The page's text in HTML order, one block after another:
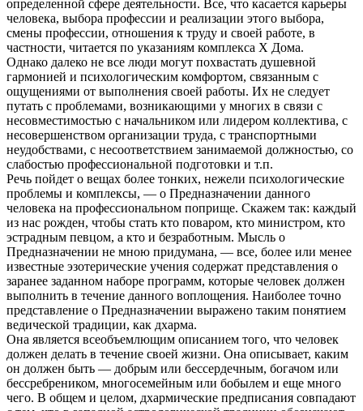
определенной сфере деятельности. Все, что касается карьеры
человека, выбора профессии и реализации этого выбора,
смены профессии, отношения к труду и своей работе, в
частности, читается по указаниям комплекса X Дома.
Однако далеко не все люди могут похвастать душевной
гармонией и психологическим комфортом, связанным с
ощущениями от выполнения своей работы. Их не следует
путать с проблемами, возникающими у многих в связи с
несовместимостью с начальником или лидером коллектива, с
несовершенством организации труда, с транспортными
неудобствами, с несоответствием занимаемой должностью, со
слабостью профессиональной подготовки и т.п.
Речь пойдет о вещах более тонких, нежели психологические
проблемы и комплексы, — о Предназначении данного
человека на профессиональном поприще. Скажем так: каждый
из нас рожден, чтобы стать кто поваром, кто министром, кто
эстрадным певцом, а кто и безработным. Мысль о
Предназначении не мною придумана, — все, более или менее
известные эзотерические учения содержат представления о
заранее заданном наборе программ, которые человек должен
выполнить в течение данного воплощения. Наиболее точно
представление о Предназначении выражено таким понятием
ведической традиции, как дхарма.
Она является всеобъемлющим описанием того, что человек
должен делать в течение своей жизни. Она описывает, каким
он должен быть — добрым или бессердечным, богачом или
бессребреником, многосемейным или бобылем и еще много
чего. В общем и целом, дхармические предписания совпадают